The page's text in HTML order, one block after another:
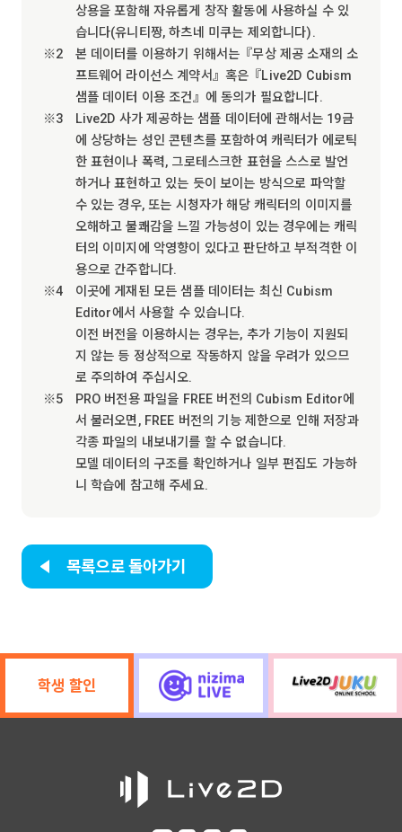
상용을 포함해 자유롭게 창작 활동에 사용하실 수 있
습니다(유니티짱, 하츠네 미쿠는 제외합니다).
본 데이터를 이용하기 위해서는『무상 제공 소재의 소
프트웨어 라이선스 계약서』혹은『Live2D Cubism
샘플 데이터 이용 조건』에 동의가 필요합니다.
Live2D 사가 제공하는 샘플 데이터에 관해서는 19금
에 상당하는 성인 콘텐츠를 포함하여 캐릭터가 에로틱
한 표현이나 폭력, 그로테스크한 표현을 스스로 발언
하거나 표현하고 있는 듯이 보이는 방식으로 파악할
수 있는 경우, 또는 시청자가 해당 캐릭터의 이미지를
오해하고 불쾌감을 느낄 가능성이 있는 경우에는 캐릭
터의 이미지에 악영향이 있다고 판단하고 부적격한 이
용으로 간주합니다.
이곳에 게재된 모든 샘플 데이터는 최신 Cubism
Editor에서 사용할 수 있습니다.
이전 버전을 이용하시는 경우는, 추가 기능이 지원되
지 않는 등 정상적으로 작동하지 않을 우려가 있으므
로 주의하여 주십시오.
PRO 버전용 파일을 FREE 버전의 Cubism Editor에
서 불러오면, FREE 버전의 기능 제한으로 인해 저장과
각종 파일의 내보내기를 할 수 없습니다.
모델 데이터의 구조를 확인하거나 일부 편집도 가능하
니 학습에 참고해 주세요.
목록으로 돌아가기
학생 할인